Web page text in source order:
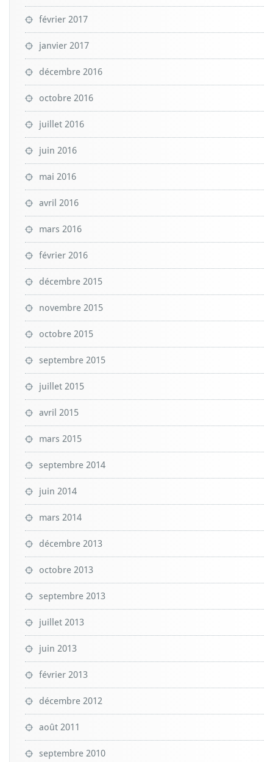
février 2017
janvier 2017
décembre 2016
octobre 2016
juillet 2016
juin 2016
mai 2016
avril 2016
mars 2016
février 2016
décembre 2015
novembre 2015
octobre 2015
septembre 2015
juillet 2015
avril 2015
mars 2015
septembre 2014
juin 2014
mars 2014
décembre 2013
octobre 2013
septembre 2013
juillet 2013
juin 2013
février 2013
décembre 2012
août 2011
septembre 2010